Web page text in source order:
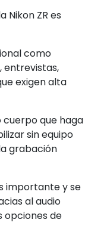
Nikon ZR es
como
entrevistas,
exigen alta
cuerpo que haga
sin equipo
grabación
importante y se
al audio
opciones de